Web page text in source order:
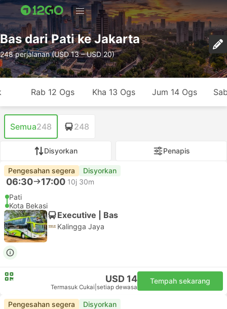
Bas dari Pati ke Jakarta
248 perjalanan (USD 13 – USD 20)
Rab 12 Ogs Kha 13 Ogs Jum 14 Ogs
Semua248 248
Disyorkan Penapis
Pengesahan segera Disyorkan
06:30 17:00 10j 30m
Pati
Kota Bekasi
Executive | Bas
Kalingga Jaya
USD 14
Termasuk Cukai setiap dewasa
Tempah sekarang
Pengesahan segera Disyorkan